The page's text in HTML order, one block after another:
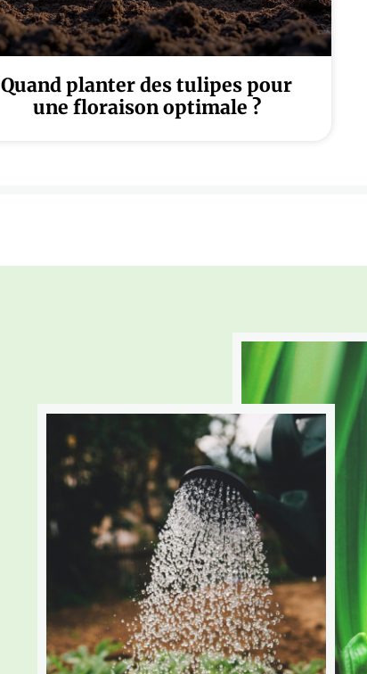
Quand planter des tulipes pour
une floraison optimale ?